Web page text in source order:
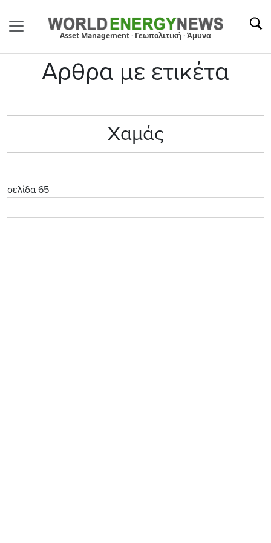
Asset Management · Γεωπολιτική · Άμυνα
Αρθρα με ετικέτα
Χαμάς
σελίδα 65